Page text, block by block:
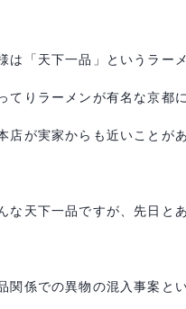
は「天下一品」というラー
てりラーメンが有名な京都
店が実家からも近いことが
な天下一品ですが、先日と
関係での異物の混入事案と